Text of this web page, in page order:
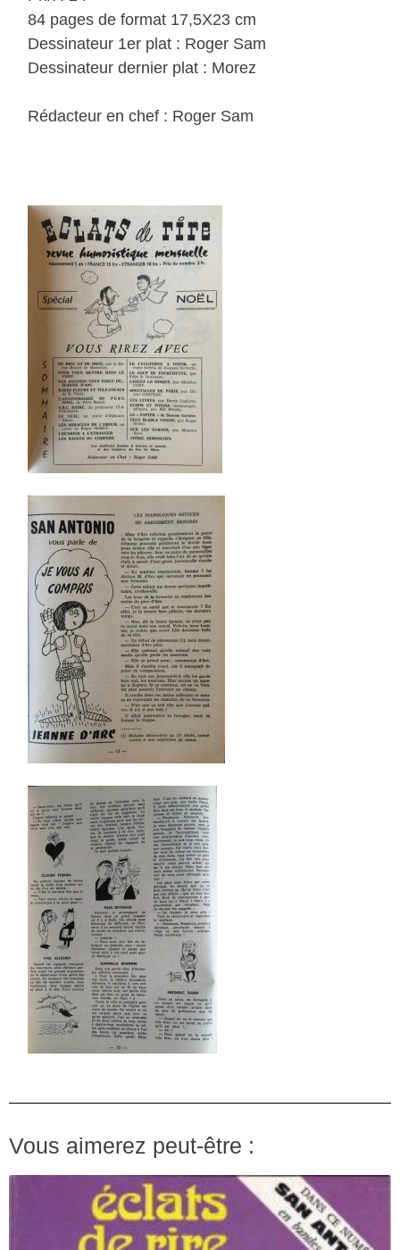
84 pages de format 17,5X23 cm
Dessinateur 1er plat : Roger Sam
Dessinateur dernier plat : Morez
Rédacteur en chef : Roger Sam
Vous aimerez peut-être :